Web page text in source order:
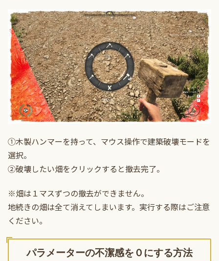
①木製ハンマーを持って、マウス操作で建築破壊モードを
選択。
②破壊したい畑をクリックすると撤去完了。
※畑は１マスずつの撤去ができません。
地続きの畑は全て消えてしまいます。実行する際はご注意
ください。
パラメーターの不潔感を０にする方法